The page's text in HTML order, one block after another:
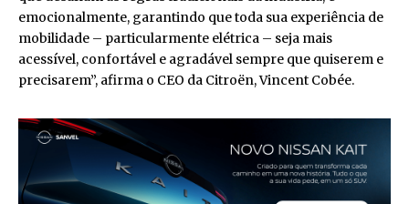
emocionalmente, garantindo que toda sua experiência de
mobilidade – particularmente elétrica – seja mais
acessível, confortável e agradável sempre que quiserem e
precisarem”, afirma o CEO da Citroën, Vincent Cobée.